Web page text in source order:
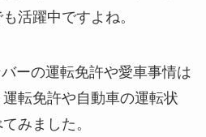
活躍中ですよね。
ーの運転免許や愛車事情は
転免許や自動車の運転状
みました。